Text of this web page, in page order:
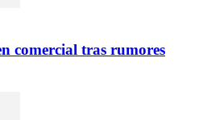
comercial tras rumores